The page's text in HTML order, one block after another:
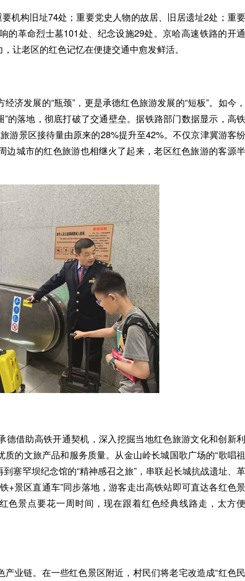
构旧址74处；重要党史人物的故居、旧居遗址2处；重要
的革命烈士墓101处、纪念设施29处。京哈高速铁路的开通
让老区的红色记忆在便捷交通中愈发鲜活。
发展的“瓶颈”，更是承德红色旅游发展的“短板”。如今，
的落地，彻底打破了交通壁垒。据铁路部门数据显示，高铁
游景区接待量由原来的28%提升至42%。不仅京津冀游客纷
城市的红色旅游也相继火了起来，老区红色旅游的客源半
借助高铁开通契机，深入挖掘当地红色旅游文化和创新利
的文旅产品和服务质量。从金山岭长城国歌广场的“歌唱祖
塞罕坝纪念馆的“精神感召之旅”，串联起长城抗战遗址、革
+景区直通车”同步落地，游客走出高铁站即可直达各红色景
色景点要花一周时间，现在跟着红色经典线路走，太方便
业链。在一些红色景区附近，村民们将老宅改造成“红色民